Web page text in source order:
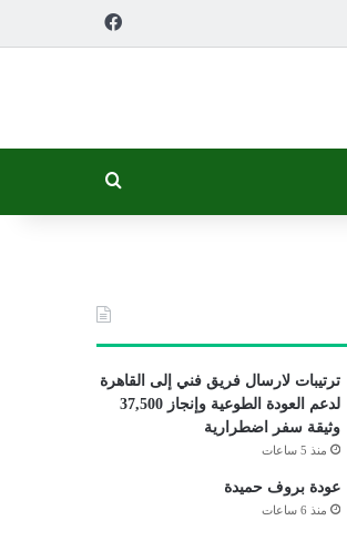
ترتيبات لارسال فريق فني إلى القاهرة
لدعم العودة الطوعية وإنجاز 37,500
وثيقة سفر اضطرارية
منذ 5 ساعات
عودة بروف حميدة
منذ 6 ساعات